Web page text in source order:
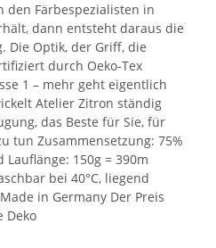
den Färbespezialisten in
dann entsteht daraus die
Die Optik, der Griff, die
durch Oeko-Tex
1 – mehr geht eigentlich
Atelier Zitron ständig
das Beste für Sie, für
tun Zusammensetzung: 75%
Lauflänge: 150g = 390m
bei 40°C, liegend
in Germany Der Preis
Deko